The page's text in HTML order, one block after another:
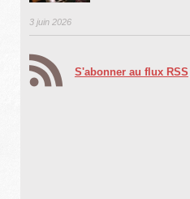
3 juin 2026
S'abonner au flux RSS